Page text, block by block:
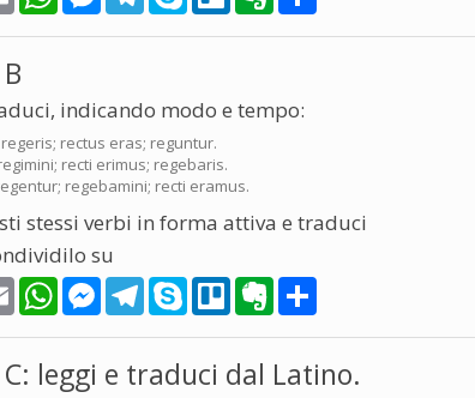
indicando modo e tempo:
rectus eras; reguntur.
recti erimus; regebaris.
regebamini; recti eramus.
stessi verbi in forma attiva e traduci
su
Email WhatsAppMessengerTelegramSkype Trello Evernote
C: leggi e traduci dal Latino.